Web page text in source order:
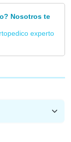
Nosotros te
experto